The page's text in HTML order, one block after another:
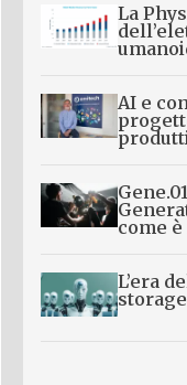
La
AI e
come è
L’era